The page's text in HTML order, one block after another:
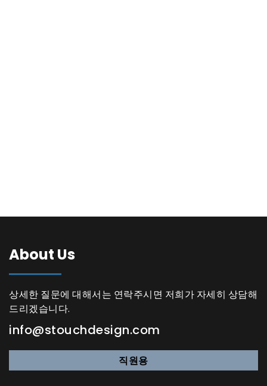
About Us
상세한 질문에 대해서는 연락주시면 저희가 자세히 상담해
드리겠습니다.
info@stouchdesign.com
직원용